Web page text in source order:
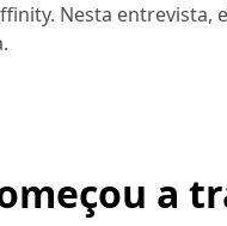
Nesta entrevista,
a